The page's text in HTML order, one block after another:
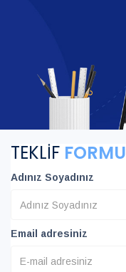
TEKLİF FORMU
Adınız Soyadınız
Email adresiniz